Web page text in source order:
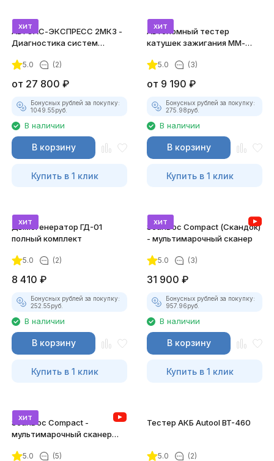
хит
АВТОАС-ЭКСПРЕСС 2МК3 -
Диагностика систем
5.0 (2)
от 27 800 ₽
Бонусных рублей за покупку:
1049.55руб.
В наличии
В корзину
Купить в 1 клик
хит
Автономный тестер
катушек зажигания ММ-
комплект)
5.0 (3)
от 9 190 ₽
Бонусных рублей за покупку:
275.98руб.
В наличии
В корзину
Купить в 1 клик
хит
Дымогенератор ГД-01
полный комплект
5.0 (2)
8 410 ₽
Бонусных рублей за покупку:
252.55руб.
В наличии
В корзину
Купить в 1 клик
хит
ScanDoc Compact (Скандок)
- мультимарочный сканер
5.0 (3)
31 900 ₽
Бонусных рублей за покупку:
957.96руб.
В наличии
В корзину
Купить в 1 клик
хит
ScanDoc Compact -
мультимарочный сканер
5.0 (5)
Тестер АКБ Autool BT-460
5.0 (2)